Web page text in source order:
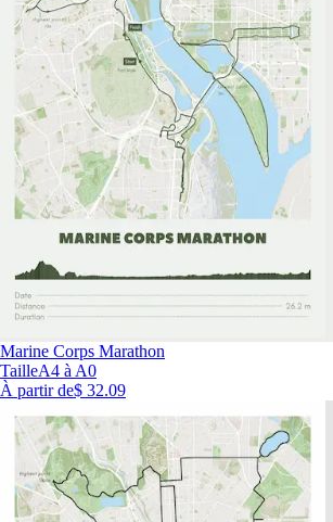
Marine Corps Marathon
TailleA4 à A0
À partir de$ 32.09